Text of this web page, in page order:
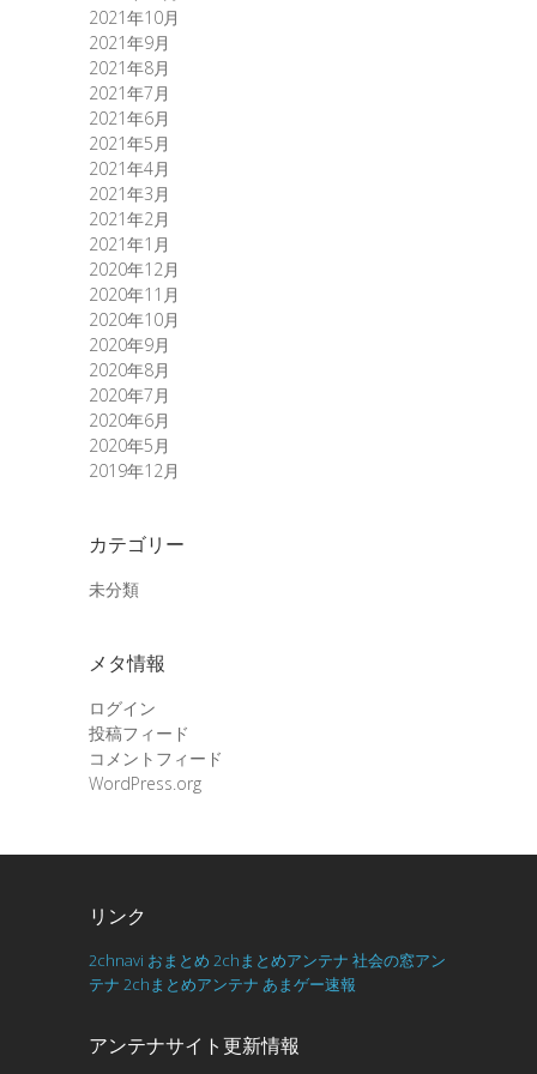
2021年10月
2021年9月
2021年8月
2021年7月
2021年6月
2021年5月
2021年4月
2021年3月
2021年2月
2021年1月
2020年12月
2020年11月
2020年10月
2020年9月
2020年8月
2020年7月
2020年6月
2020年5月
2019年12月
カテゴリー
未分類
メタ情報
ログイン
投稿フィード
コメントフィード
WordPress.org
リンク
2chnavi おまとめ 2chまとめアンテナ 社会の窓アン
テナ 2chまとめアンテナ あまゲー速報
アンテナサイト更新情報